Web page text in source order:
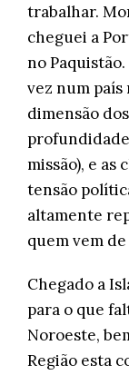
trabalhar.
cheguei a
no
vez num
dimensão
missão), e as
tensão
altamente
quem vem
Chegado a
para o que
Noroeste,
Região esta